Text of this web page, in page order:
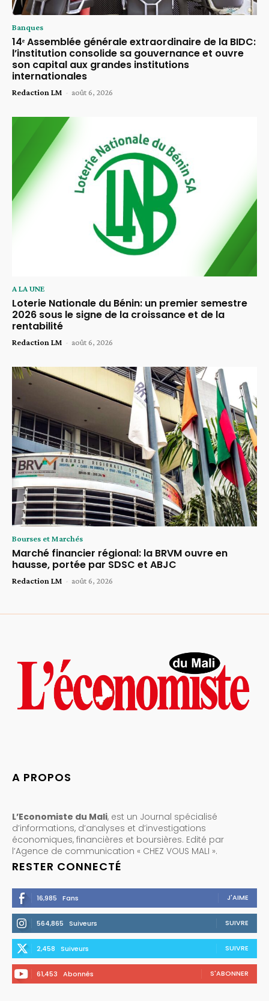
Banques
14ᵉ Assemblée générale extraordinaire de la BIDC:
l’institution consolide sa gouvernance et ouvre
son capital aux grandes institutions
internationales
Redaction LM - août 6, 2026
A LA UNE
Loterie Nationale du Bénin: un premier semestre
2026 sous le signe de la croissance et de la
rentabilité
Redaction LM - août 6, 2026
Bourses et Marchés
Marché financier régional: la BRVM ouvre en
hausse, portée par SDSC et ABJC
Redaction LM - août 6, 2026
A PROPOS
L’Economiste du Mali, est un Journal spécialisé
d’informations, d’analyses et d’investigations
économiques, financières et boursières. Edité par
l’Agence de communication « CHEZ VOUS MALI ».
RESTER CONNECTÉ
16,985 Fans J'AIME
564,865 Suiveurs SUIVRE
2,458 Suiveurs SUIVRE
61,453 Abonnés S'ABONNER